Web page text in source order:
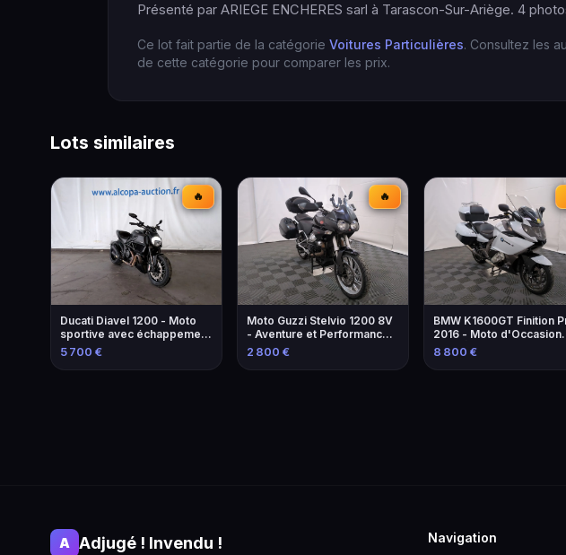
Présenté par ARIEGE ENCHERES sarl à Tarascon-Sur-Ariège. 4
Ce lot fait partie de la catégorie Voitures Particulières. Consultez les
de cette catégorie pour comparer les prix.
Lots similaires
🔥
Ducati Diavel 1200 - Moto
sportive avec échappement
modifié
5 700 €
🔥
Moto Guzzi Stelvio 1200 8V
- Aventure et Performance -
2013
2 800 €
BMW K1600GT Finition
2016 - Moto d'Occasion
avec Équipements
8 800 €
A Adjugé ! Invendu !
Navigation